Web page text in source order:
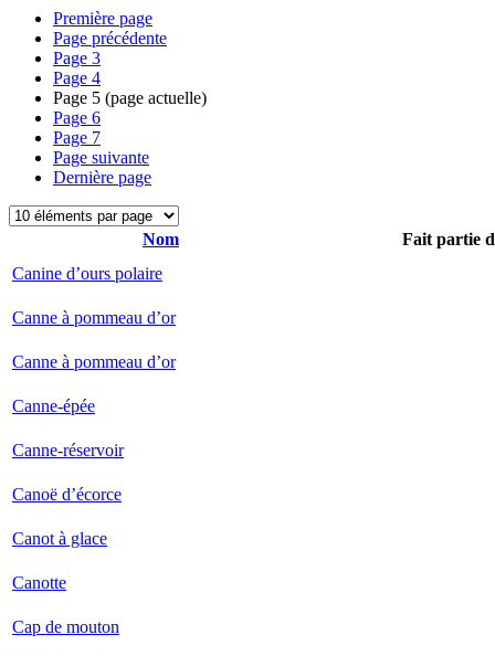
Première page
Page précédente
Page 3
Page 4
Page 5 (page actuelle)
Page 6
Page 7
Page suivante
Dernière page
Nom
Fait partie
Canine d’ours polaire
Canne à pommeau d’or
Canne à pommeau d’or
Canne-épée
Canne-réservoir
Canoë d’écorce
Canot à glace
Canotte
Cap de mouton